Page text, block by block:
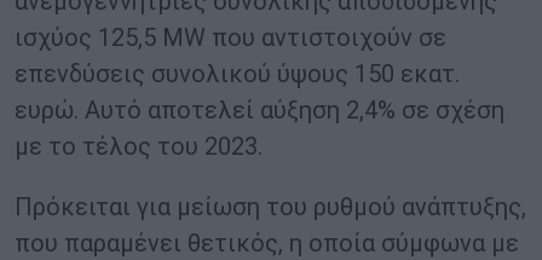
ισχύος 125,5 MW που αντιστοιχούν σε
επενδύσεις συνολικού ύψους 150 εκατ.
ευρώ. Αυτό αποτελεί αύξηση 2,4% σε σχέση
με το τέλος του 2023.
Πρόκειται για μείωση του ρυθμού ανάπτυξης,
που παραμένει θετικός, η οποία σύμφωνα με